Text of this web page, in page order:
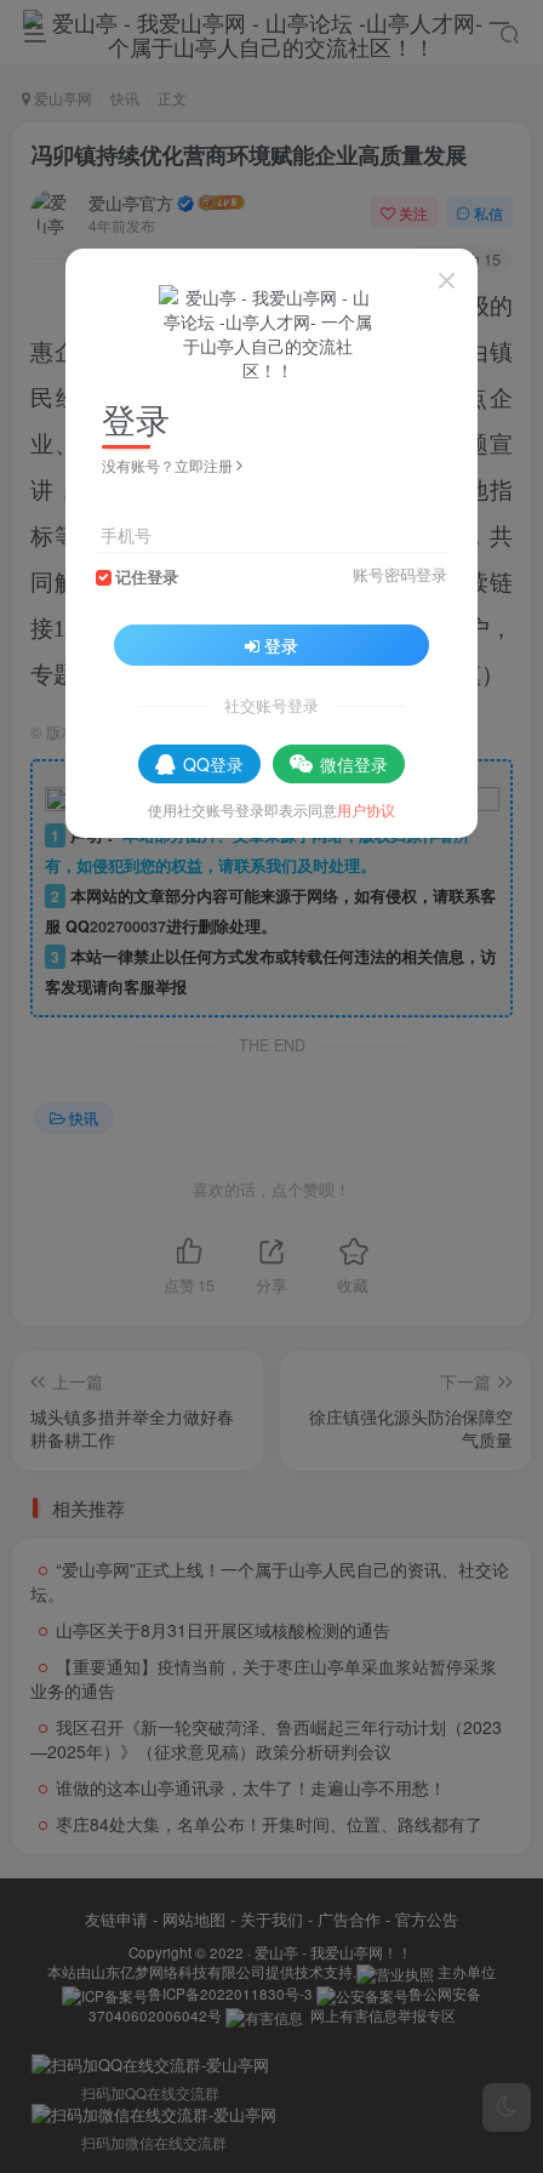
爱山亭网 快讯 正文
冯卯镇持续优化营商环境赋能企业高质量发展
爱山亭官方
4年前发布
关注 私信
15
通过线上宣传方式，将市、区两级的
惠企惠商政策以图文并茂方式进行呈现。由镇
民经委牵头，组织人员上门走访辖区重点企
业、商户，发放政策解读明白纸，开展专题宣
讲，面对面围绕人才招引、资金周转、用地指
标等方面讲解政策、分析问题、研究措施，共
同解决问题。悬挂条幅55幅，推送政策解读链
接18篇，走访重点企业7家、个体工商户22户，
专题宣讲3次，解决瓶颈困难26条。
（冯卯镇）
© 版权声明
版权声明
1 声明：本站部分图片、文章来源于网络，版权归原作者所
有，如侵犯到您的权益，请联系我们及时处理。
2 本网站的文章部分内容可能来源于网络，如有侵权，请联系客
服 QQ202700037进行删除处理。
3 本站一律禁止以任何方式发布或转载任何违法的相关信息，访
客发现请向客服举报
THE END
快讯
喜欢的话，点个赞呗！
点赞 15 分享 收藏
上一篇
城头镇多措并举全力做好春
耕备耕工作
下一篇
徐庄镇强化源头防治保障空
气质量
相关推荐
“爱山亭网”正式上线！一个属于山亭人民自己的资讯、社交论
坛。
山亭区关于8月31日开展区域核酸检测的通告
【重要通知】疫情当前，关于枣庄山亭单采血浆站暂停采浆
业务的通告
我区召开《新一轮突破菏泽、鲁西崛起三年行动计划（2023
—2025年）》（征求意见稿）政策分析研判会议
谁做的这本山亭通讯录，太牛了！走遍山亭不用愁！
枣庄84处大集，名单公布！开集时间、位置、路线都有了
友链申请 - 网站地图 - 关于我们 - 广告合作 - 官方公告
Copyright © 2022 · 爱山亭 - 我爱山亭网！！
本站由山东亿梦网络科技有限公司提供技术支持.
主办单位
鲁ICP备2022011830号-3
鲁公网安备
37040602006042号
网上有害信息举报专区
扫码加QQ在线交流群
扫码加微信在线交流群
登录
没有账号？立即注册
手机号
记住登录 账号密码登录
登录
社交账号登录
QQ登录 微信登录
使用社交账号登录即表示同意用户协议